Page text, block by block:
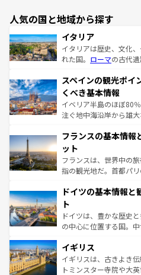
人気の国と地域から探す
イタリア
イタリアは歴史、文化
れた国。 ローマの古代
ろん、トスカーナの美
景など、自然景観も見
ピザやパスタなど、絶
できる。朝目覚めてか
なお、新着のイタリア
しい。
スペインの観光ポイ
くべき基本情報
イベリア半島のほぼ80
注ぐ地中海沿岸から雄
文化が根付くこの国で
れる闘牛、そして美味
る。首都マドリードの
アートに溢れた街角か
せる。地方によって風
ンテンツ一覧 を参照して
フランスの基本情報
ット
フランスは、世界中の
指の観光地だ。首都パ
で、幅広い魅力が詰ま
聖堂、美しいビーチ、
から魅了する。また、
れ、フランス料理はユ
香り高いラベンダー畑
らに、パリ以外の地域
も豊かな歴史と文化が
ドイツの基本情報と
ト
ドイツは、豊かな歴史
の中心に位置する国。
顔を持つこの国は、ど
ルリンの文化的活気、
してライン川沿いのワ
イギリス
イギリスは、古きよき
トミンスター寺院や大